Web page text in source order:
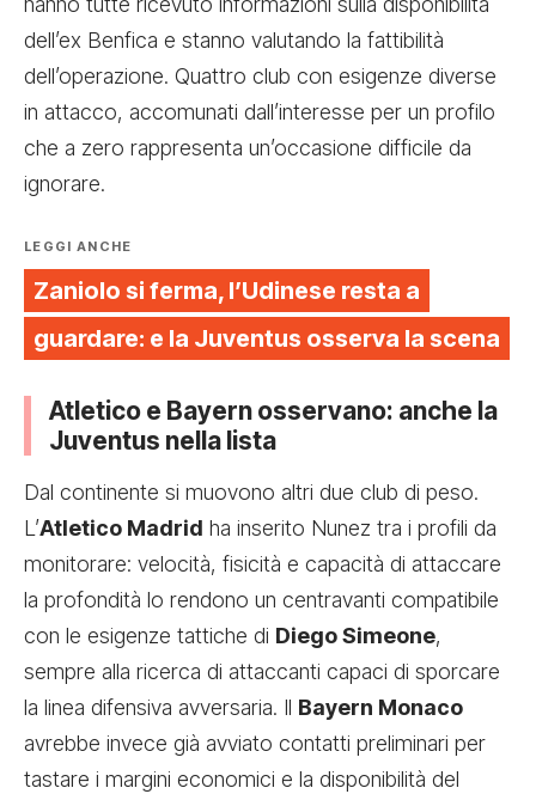
dell’ex Benfica e stanno valutando la fattibilità
dell’operazione. Quattro club con esigenze diverse
in attacco, accomunati dall’interesse per un profilo
che a zero rappresenta un’occasione difficile da
ignorare.
LEGGI ANCHE
Zaniolo si ferma, l’Udinese resta a
guardare: e la Juventus osserva la scena
Atletico e Bayern osservano: anche la
Juventus nella lista
Dal continente si muovono altri due club di peso.
L’Atletico Madrid ha inserito Nunez tra i profili da
monitorare: velocità, fisicità e capacità di attaccare
la profondità lo rendono un centravanti compatibile
con le esigenze tattiche di Diego Simeone,
sempre alla ricerca di attaccanti capaci di sporcare
la linea difensiva avversaria. Il Bayern Monaco
avrebbe invece già avviato contatti preliminari per
tastare i margini economici e la disponibilità del